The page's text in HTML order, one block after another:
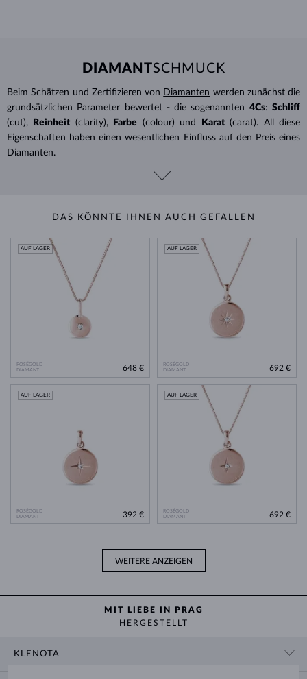
DIAMANTSCHMUCK
Beim Schätzen und Zertifizieren von Diamanten werden zunächst die
grundsätzlichen Parameter bewertet - die sogenannten 4Cs: Schliff
(cut),
Reinheit (clarity), Farbe (colour) und Karat (carat). All diese
Eigenschaften haben einen wesentlichen Einfluss auf den Preis eines
Diamanten.
DAS KÖNNTE IHNEN AUCH GEFALLEN
ROSÉGOLD
DIAMANT
AUF LAGER
648 €
ROSÉGOLD
DIAMANT
AUF LAGER
692 €
ROSÉGOLD
DIAMANT
AUF LAGER
392 €
ROSÉGOLD
DIAMANT
AUF LAGER
692 €
WEITERE ANZEIGEN
MIT LIEBE IN PRAG
HERGESTELLT
KLENOTA